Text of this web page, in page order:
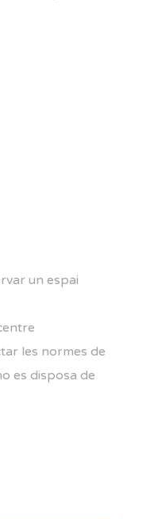
un espai
les normes de
es disposa de